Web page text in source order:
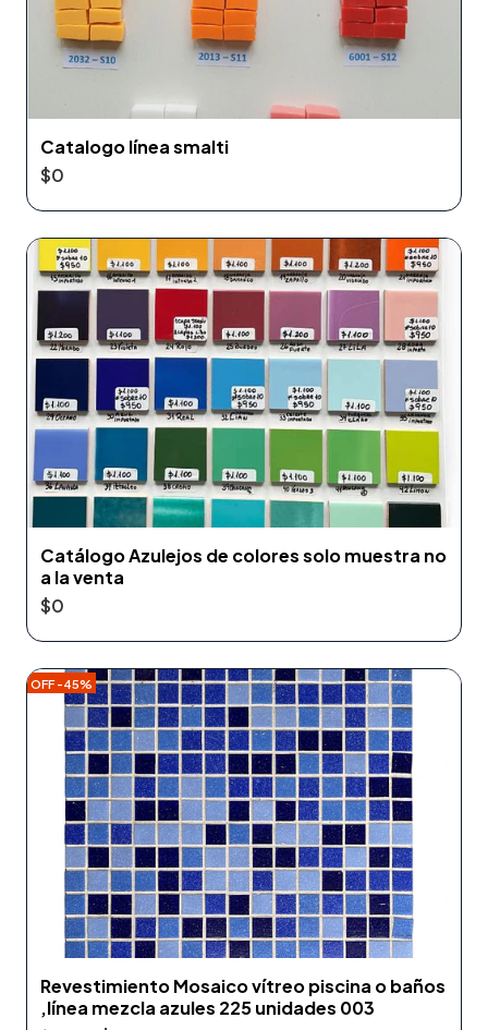
Catalogo línea smalti
$0
Catálogo Azulejos de colores solo muestra no
a la venta
$0
OFF -45%
Revestimiento Mosaico vítreo piscina o baños
,línea mezcla azules 225 unidades 003